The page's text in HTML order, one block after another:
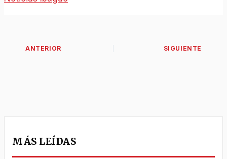
MÁS LEÍDAS